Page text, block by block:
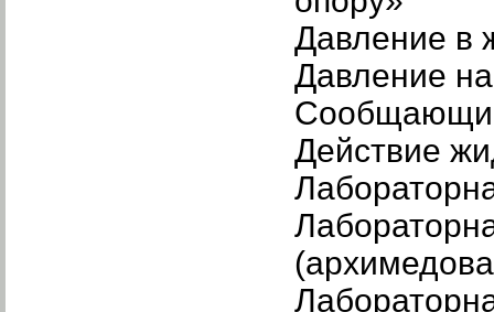
Давление в
Давление
Действие